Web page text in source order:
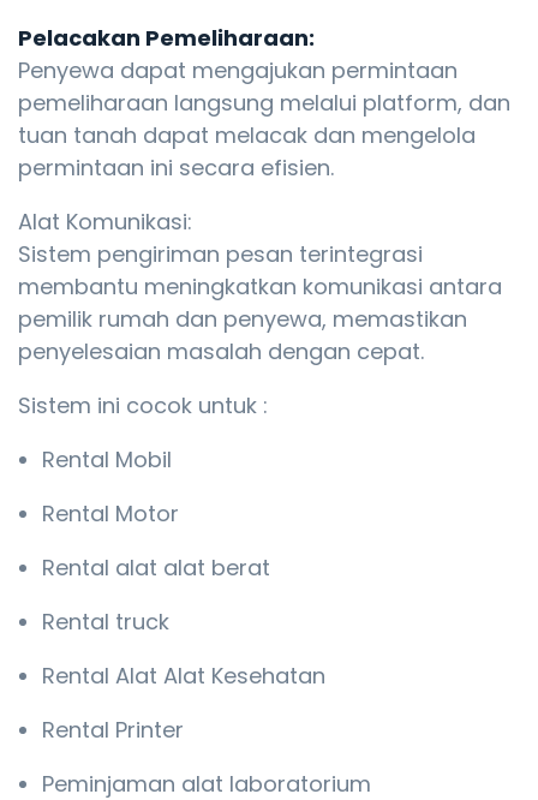
Pelacakan Pemeliharaan:
Penyewa dapat mengajukan permintaan
pemeliharaan langsung melalui platform, dan
tuan tanah dapat melacak dan mengelola
permintaan ini secara efisien.
Alat Komunikasi:
Sistem pengiriman pesan terintegrasi
membantu meningkatkan komunikasi antara
pemilik rumah dan penyewa, memastikan
penyelesaian masalah dengan cepat.
Sistem ini cocok untuk :
Rental Mobil
Rental Motor
Rental alat alat berat
Rental truck
Rental Alat Alat Kesehatan
Rental Printer
Peminjaman alat laboratorium